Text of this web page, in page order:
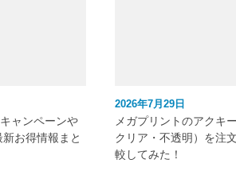
ャンペーンや
お得情報まと
2026年7月29日
メガプリントのアクキ
クリア・不透明）を注
較してみた！